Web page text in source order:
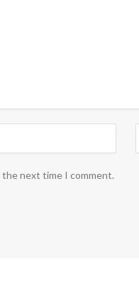
the next time I comment.